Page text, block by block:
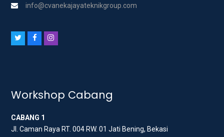
info@cvanekajayateknikgroup.com
t
r
F
b
o
k
a
a
Workshop Cabang
CABANG 1
Jl. Caman Raya RT. 004 RW. 01 Jati Bening, Bekasi